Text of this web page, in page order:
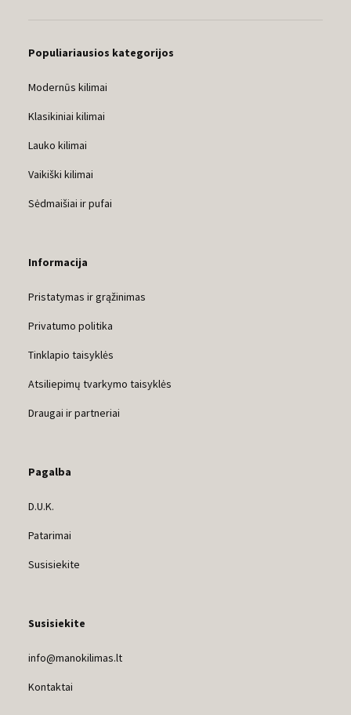
Populiariausios kategorijos
Modernūs kilimai
Klasikiniai kilimai
Lauko kilimai
Vaikiški kilimai
Sėdmaišiai ir pufai
Informacija
Pristatymas ir grąžinimas
Privatumo politika
Tinklapio taisyklės
Atsiliepimų tvarkymo taisyklės
Draugai ir partneriai
Pagalba
D.U.K.
Patarimai
Susisiekite
Susisiekite
info@manokilimas.lt
Kontaktai